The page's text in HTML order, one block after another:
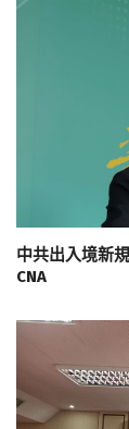
中共出入境新
CNA